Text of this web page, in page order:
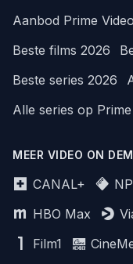
Aanbod Prime Video
Beste films 2026
Beste series 2026
Alle series op
MEER VIDEO ON
CANAL+
HBO Max
Film1